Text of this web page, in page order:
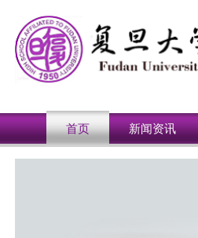
首页 新闻资讯